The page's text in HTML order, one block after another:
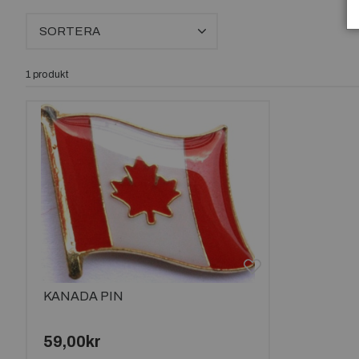
SORTERA
1 produkt
KANADA PIN
59,00kr